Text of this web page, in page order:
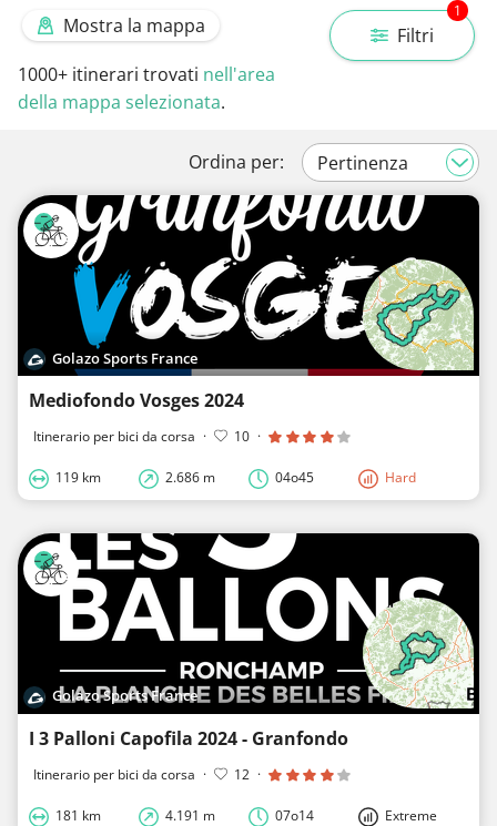
Filtri
1
Mostra la mappa
1000+ itinerari trovati nell'area
della mappa selezionata.
Ordina per:
Golazo Sports France
Mediofondo Vosges 2024
Itinerario per bici da corsa · 10 ·
119 km 2.686 m 04o45 Hard
Golazo Sports France
I 3 Palloni Capofila 2024 - Granfondo
Itinerario per bici da corsa · 12 ·
181 km 4.191 m 07o14 Extreme